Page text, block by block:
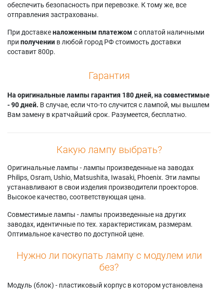
обеспечить безопасность при перевозке. К тому же, все
отправления застрахованы.
При доставкеналоженным платежом с оплатой наличными
при получении в любой город РФ стоимость доставки
составит 800р.
Гарантия
На оригинальные лампы гарантия 180 дней, на совместимые
- 90 дней. В случае, если что-то случится с лампой, мы вышлем
Вам замену в кратчайший срок. Разумеется, бесплатно.
Какую лампу выбрать?
Оригинальные лампы - лампы произведенные на заводах
Philips, Osram, Ushio, Matsushita, Iwasaki, Phoenix. Эти лампы
устанавливают в свои изделия производители проекторов.
Высокое качество, соответствующая цена.
Совместимые лампы - лампы произведенные на других
заводах, идентичные по тех. характеристикам, размерам.
Оптимальное качество по доступной цене.
Нужно ли покупать лампу с модулем или
без?
Модуль (блок) - пластиковый корпус в котором установлена